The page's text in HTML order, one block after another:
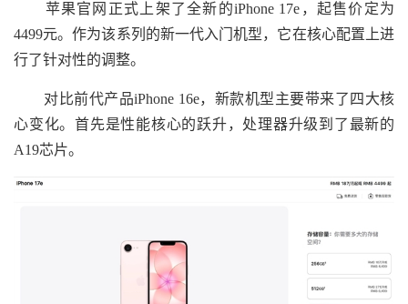
苹果官网正式上架了全新的iPhone 17e，起售价定为
4499元。作为该系列的新一代入门机型，它在核心配置上进
行了针对性的调整。
对比前代产品iPhone 16e，新款机型主要带来了四大核
心变化。首先是性能核心的跃升，处理器升级到了最新的
A19芯片。